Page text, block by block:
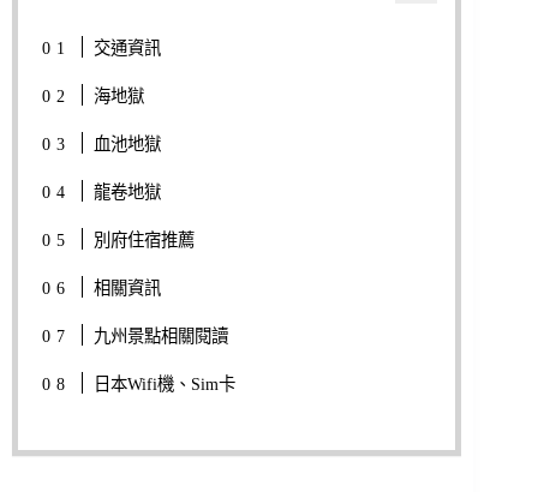
交通資訊
海地獄
血池地獄
龍卷地獄
別府住宿推薦
相關資訊
九州景點相關閱讀
日本Wifi機、Sim卡